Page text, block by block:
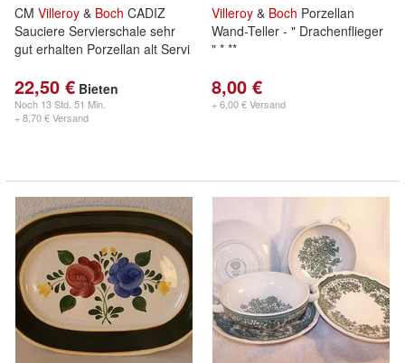
CM Villeroy & Boch CADIZ
Sauciere Servierschale sehr
gut erhalten Porzellan alt Servi
22,50 € Bieten
Noch 13 Std. 51 Min.
+ 8,70 € Versand
Villeroy & Boch Porzellan
Wand-Teller - " Drachenflieger
" * **
8,00 €
+ 6,00 € Versand